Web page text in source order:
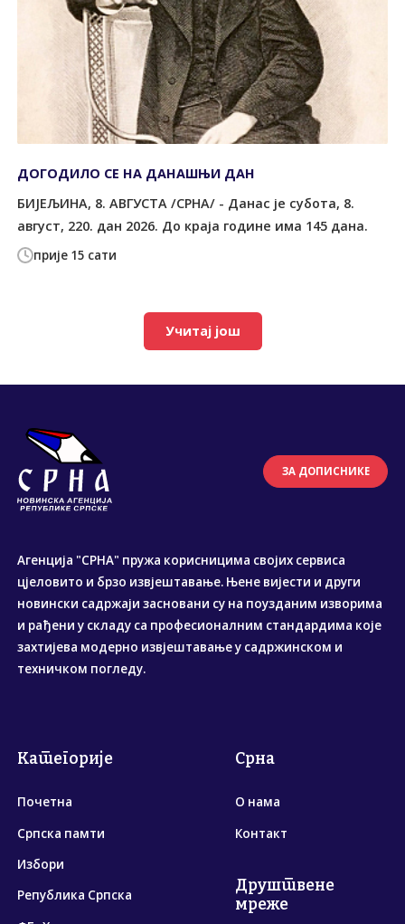
прије 15 сати
ДОГОДИЛО СЕ НА ДАНАШЊИ ДАН
БИЈЕЉИНА, 8. АВГУСТА /СРНА/ - Данас је субота, 8.
август, 220. дан 2026. До краја године има 145 дана.
Учитај још
ЗА ДОПИСНИКЕ
Агенција "СРНА" пружа корисницима својих сервиса
цјеловито и брзо извјештавање. Њене вијести и други
новински садржаји засновани су на поузданим изворима
и рађени у складу са професионалним стандардима које
захтијева модерно извјештавање у садржинском и
техничком погледу.
Категорије
Почетна
Српска памти
Избори
Република Српска
Срна
О нама
Контакт
Друштвене
мреже